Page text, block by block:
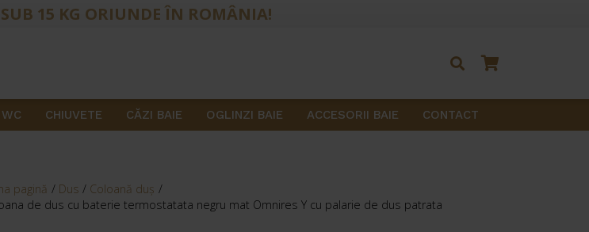
15 KG ORIUNDE ÎN ROMÂNIA!
CHIUVETE CĂZI BAIE OGLINZI BAIE ACCESORII BAIE CONTACT
pagină / Dus / Coloană duş /
de dus cu baterie termostatata negru mat Omnires Y cu palarie de dus patrata